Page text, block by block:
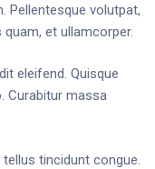
Pellentesque volutpat,
et ullamcorper.
eleifend. Quisque
Curabitur massa
tincidunt congue.